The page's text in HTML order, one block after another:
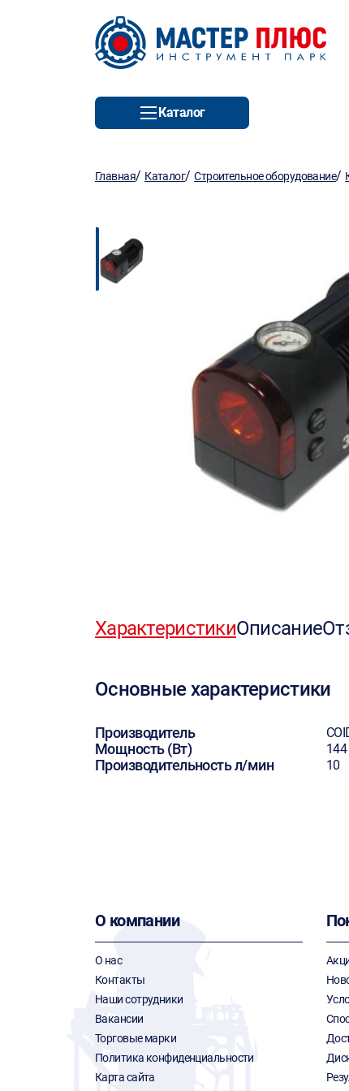
Каталог
Главная/ Каталог/Строительное оборудование/
ХарактеристикиОписание
Основные характеристики
Производитель
Мощность (Вт) 144
Производительность л/мин 10
О компании
О нас
Контакты
Наши сотрудники
Вакансии
Торговые марки
Политика конфиденциальности
Карта сайта